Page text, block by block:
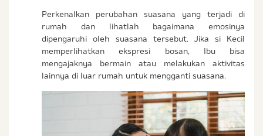
Perkenalkan perubahan suasana yang terjadi di
rumah dan lihatlah bagaimana emosinya
dipengaruhi oleh suasana tersebut. Jika si Kecil
memperlihatkan ekspresi bosan, Ibu bisa
mengajaknya bermain atau melakukan aktivitas
lainnya di luar rumah untuk mengganti suasana.